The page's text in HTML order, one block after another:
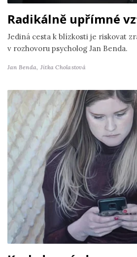
Radikálně upřímné
Jediná cesta k blízkosti je riskovat
v rozhovoru psycholog Jan Benda.
Jan Benda, Jitka Cholastová